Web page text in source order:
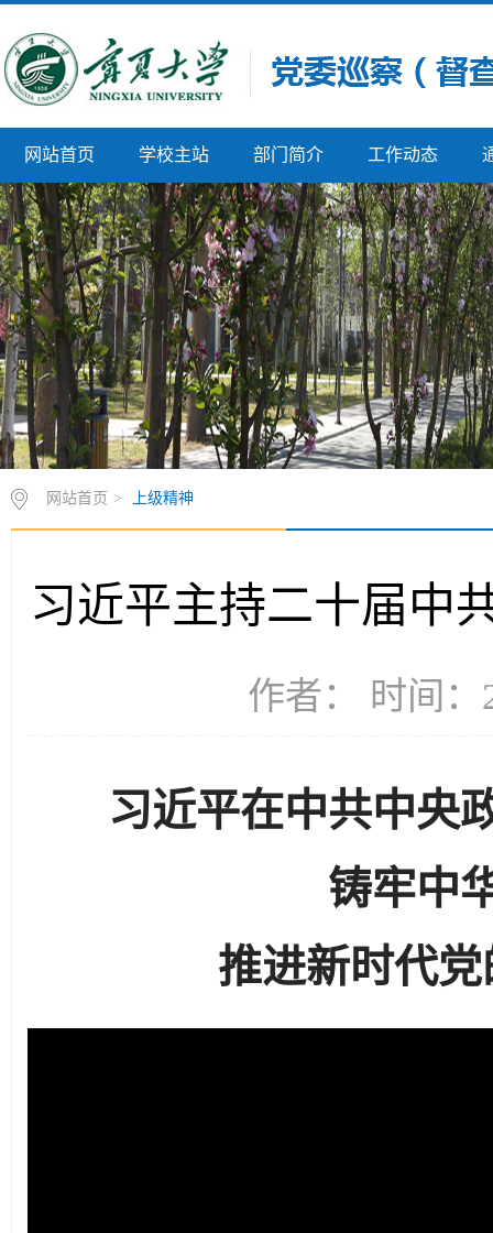
网站首页 学校主站 部门简介 工作动态
网站首页 > 上级精神
习近平主持二十届中
作者： 时间：
习近平在中共中央
铸牢中
推进新时代